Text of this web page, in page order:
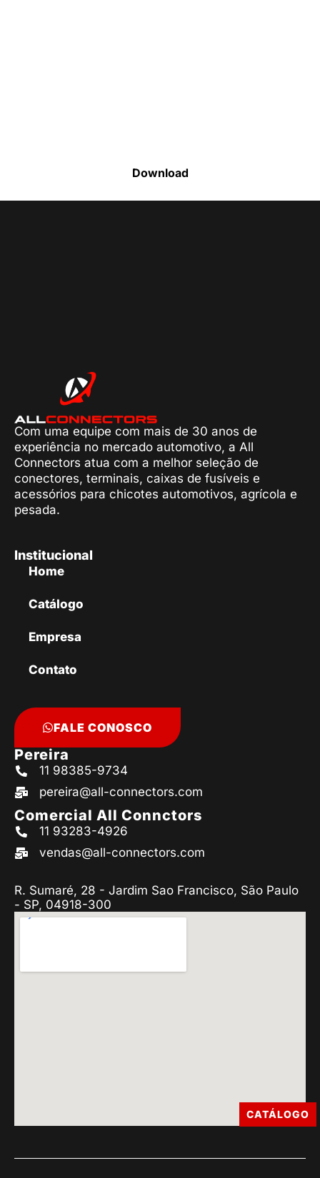
Download
Com uma equipe com mais de 30 anos de
experiência no mercado automotivo, a All
Connectors atua com a melhor seleção de
conectores, terminais, caixas de fusíveis e
acessórios para chicotes automotivos, agrícola e
pesada.
Institucional
Home
Catálogo
Empresa
Contato
FALE CONOSCO
Pereira
11 98385-9734
pereira@all-connectors.com
Comercial All Connctors
11 93283-4926
vendas@all-connectors.com
R. Sumaré, 28 - Jardim Sao Francisco, São Paulo
- SP, 04918-300
CATÁLOGO